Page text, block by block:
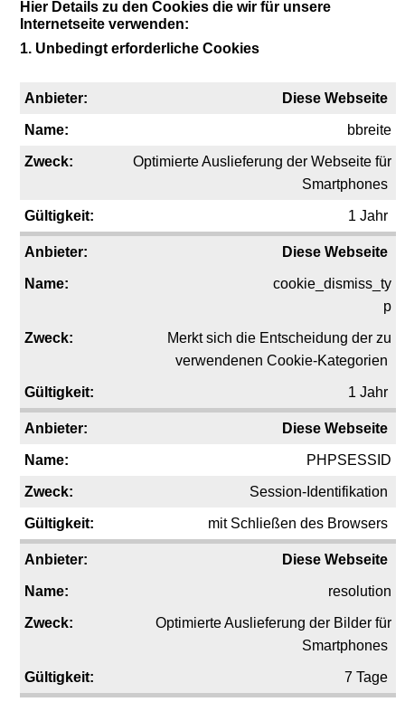
Hier Details zu den Cookies die wir für unsere
Internetseite verwenden:
1. Unbedingt erforderliche Cookies
Diese Webseite
bbreite
Optimierte Auslieferung der Webseite für
Smartphones
1 Jahr
Diese Webseite
cookie_dismiss_ty
p
Merkt sich die Entscheidung der zu
verwendenen Cookie-Kategorien
1 Jahr
Diese Webseite
PHPSESSID
Session-Identifikation
mit Schließen des Browsers
Diese Webseite
resolution
Optimierte Auslieferung der Bilder für
Smartphones
7 Tage